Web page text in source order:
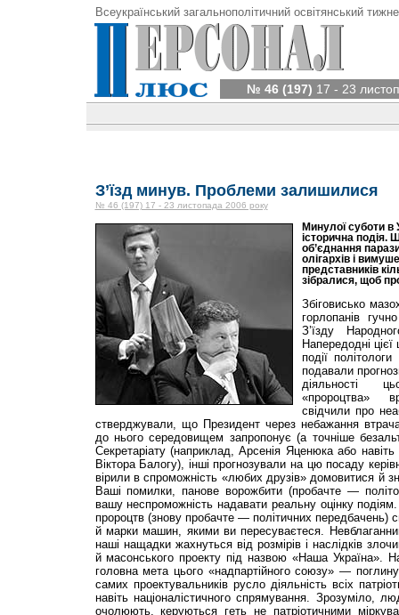
Всеукраїнський загальнополітичний освітянський
№ 46 (197) 17 - 23
З’їзд минув. Проблеми залишилися
№ 46 (197) 17 - 23 листопада 2006 року
Минулої суботи в
історична подія.
об’єднання
олігархів і
представників
зібралися, щоб
Збіговисько
горлопанів
З’їзду
Напередодні
події
подавали
діяльності
«пророцтва»
свідчили про
стверджували, що Президент через небажання
до нього середовищем запропонує (а точніше
Секретаріату (наприклад, Арсенія Яценюка або
Віктора Балогу), інші прогнозували на цю посаду
вірили в спроможність «любих друзів» домовитися й
Ваші помилки, панове ворожбити (пробачте —
вашу неспроможність надавати реальну оцінку
пророцтв (знову пробачте — політичних передбачень)
й марки машин, якими ви пересуваєтеся.
наші нащадки жахнуться від розмірів і наслідків
й масонського проекту під назвою «Наша Україна».
головна мета цього «надпартійного союзу» —
самих проектувальників русло діяльність всіх
навіть націоналістичного спрямування. Зрозуміло,
очолюють, керуються геть не патріотичними